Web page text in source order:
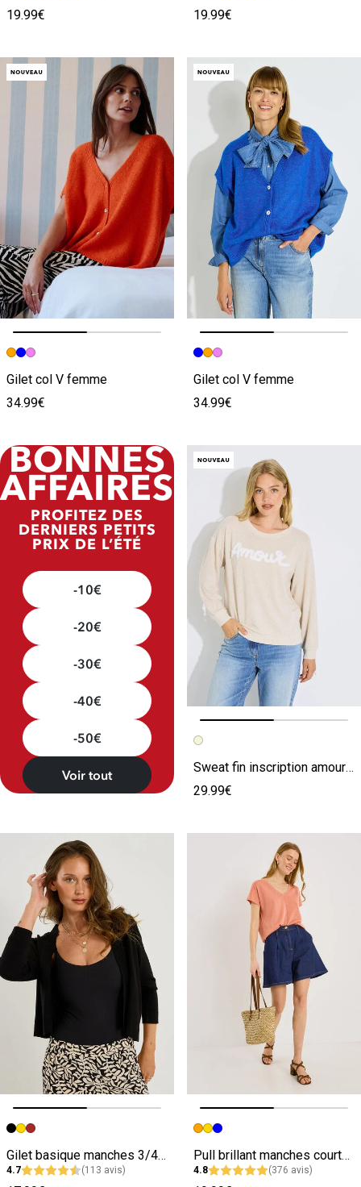
19.99€ 19.99€
Image précédente
Image suivante
Gilet col V femme
34.99€
Image précédente
Image suivante
Gilet col V femme
34.99€
BONNES
AFFAIRES
PROFITEZ DES
DERNIERS PETITS
PRIX DE L’ÉTÉ
-10€
-20€
-30€
-40€
-50€
Voir tout
Image précédente
Image suivante
Sweat fin inscription amour femme
29.99€
Image précédente
Image suivante
Gilet basique manches 3/4 femme
4.7 (113 avis)
Image précédente
Image suivante
Pull brillant manches courtes femme
4.8 (376 avis)